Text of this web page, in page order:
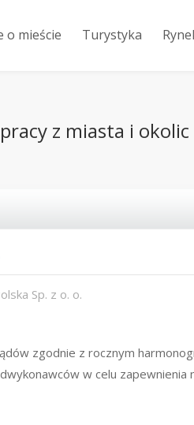
o mieście Turystyka
z miasta i okolic
Sp. z o. o.
zgodnie z rocznym
w celu zapewnienia